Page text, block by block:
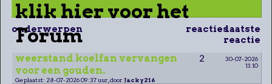
klik hier voor het
Forum
onderwerpen reactieslaatste
reactie
weerstand koelfan vervangen
voor een gouden.
2
30-07-2026
11:10
Geplaatst: 28-07-2026 09:37 uur, door Jacky216